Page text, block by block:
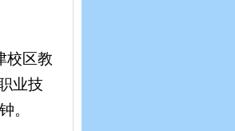
校区教
业技
。